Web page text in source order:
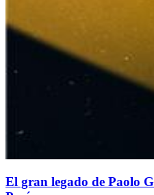
El gran legado de Paolo